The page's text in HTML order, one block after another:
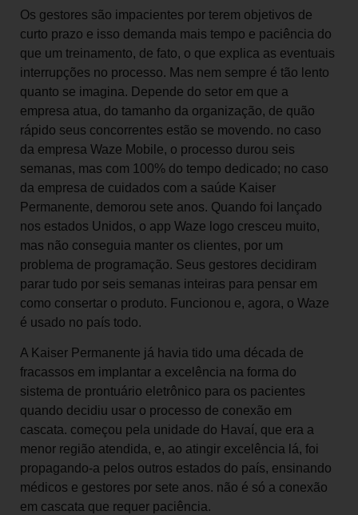
Os gestores são impacientes por terem objetivos de
curto prazo e isso demanda mais tempo e paciência do
que um treinamento, de fato, o que explica as eventuais
interrupções no processo. Mas nem sempre é tão lento
quanto se imagina. Depende do setor em que a
empresa atua, do tamanho da organização, de quão
rápido seus concorrentes estão se movendo. no caso
da empresa Waze Mobile, o processo durou seis
semanas, mas com 100% do tempo dedicado; no caso
da empresa de cuidados com a saúde Kaiser
Permanente, demorou sete anos. Quando foi lançado
nos estados Unidos, o app Waze logo cresceu muito,
mas não conseguia manter os clientes, por um
problema de programação. Seus gestores decidiram
parar tudo por seis semanas inteiras para pensar em
como consertar o produto. Funcionou e, agora, o Waze
é usado no país todo.
A Kaiser Permanente já havia tido uma década de
fracassos em implantar a excelência na forma do
sistema de prontuário eletrônico para os pacientes
quando decidiu usar o processo de conexão em
cascata. começou pela unidade do Havaí, que era a
menor região atendida, e, ao atingir excelência lá, foi
propagando-a pelos outros estados do país, ensinando
médicos e gestores por sete anos. não é só a conexão
em cascata que requer paciência.